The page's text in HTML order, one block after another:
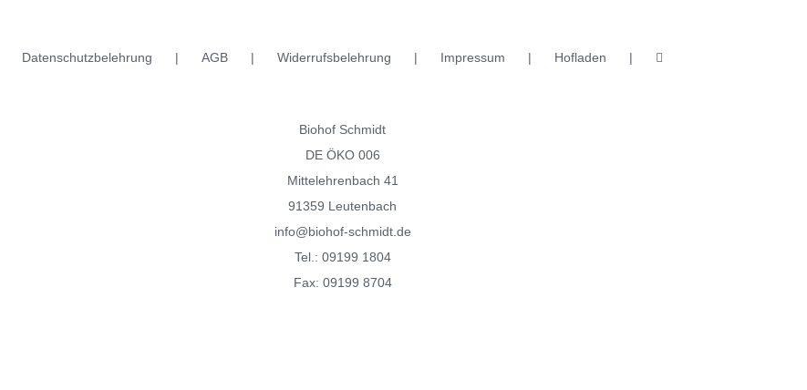
Datenschutzbelehrung AGB Widerrufsbelehrung Impressum Hofladen
Biohof Schmidt
DE ÖKO 006
Mittelehrenbach 41
91359 Leutenbach
info@biohof-schmidt.de
Tel.: 09199 1804
Fax: 09199 8704